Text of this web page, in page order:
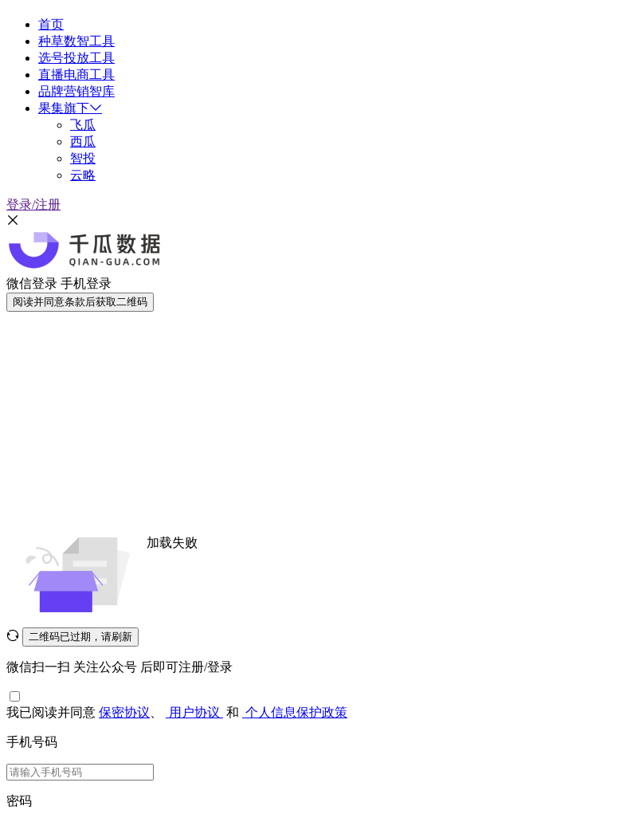
首页
种草数智工具
选号投放工具
直播电商工具
品牌营销智库
果集旗下
飞瓜
西瓜
智投
云略
登录/注册
微信登录 手机登录
阅读并同意条款后获取二维码
加载失败
二维码已过期，请刷新
微信扫一扫 关注公众号 后即可注册/登录
我已阅读并同意 保密协议 用户协议 和 个人信息保护政策
手机号码
密码